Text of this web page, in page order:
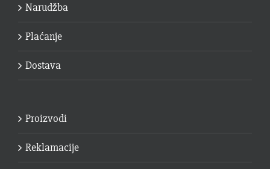
Narudžba
Plaćanje
Dostava
Proizvodi
Reklamacije